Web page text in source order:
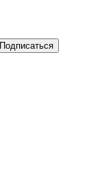
Подписаться